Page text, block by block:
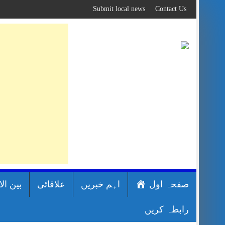
to
content
Contact Us
Submit local news
صفحہ اول اہم خبریں علاقائی بین
رابطہ کریں